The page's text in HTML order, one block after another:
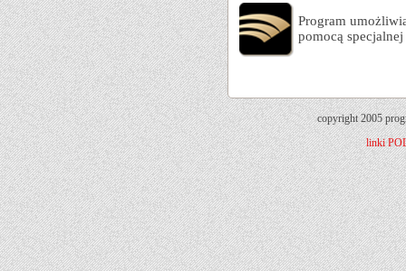
Program
pomocą
copyright 2005
linki